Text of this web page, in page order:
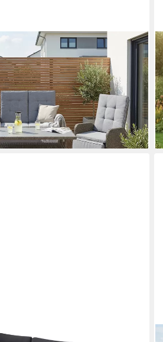
(Set, 8-tlg., 2x Sessel, 1x 2er Sofa,
inkl. Auflagen), Polyrattan,
Rückenlehne und Fußablage
bei dir